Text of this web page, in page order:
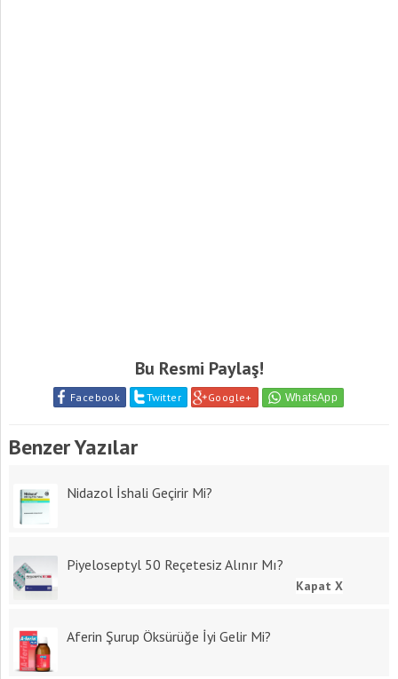
Bu Resmi Paylaş!
Facebook Twitter Google+
Benzer Yazılar
Nidazol İshali Geçirir Mi?
Piyeloseptyl 50 Reçetesiz Alınır Mı?
Aferin Şurup Öksürüğe İyi Gelir Mi?
Kapat X